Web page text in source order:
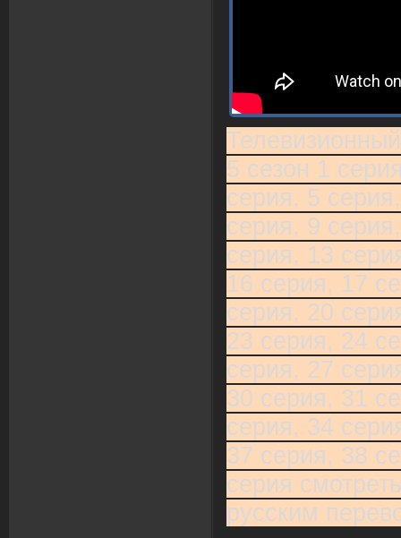
5 сезон 1
серия, 5
серия, 9
серия, 13
16 серия, 17
серия, 20
23 серия, 24
серия, 27
30 серия, 31
серия, 34
37 серия, 38
серия
русским